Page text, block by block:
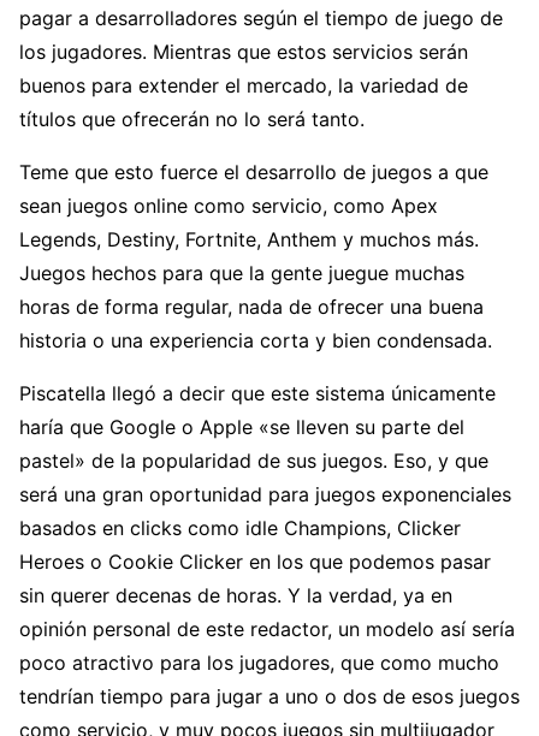
pagar a desarrolladores según el tiempo de juego de
los jugadores. Mientras que estos servicios serán
buenos para extender el mercado, la variedad de
títulos que ofrecerán no lo será tanto.
Teme que esto fuerce el desarrollo de juegos a que
sean juegos online como servicio, como Apex
Legends, Destiny, Fortnite, Anthem y muchos más.
Juegos hechos para que la gente juegue muchas
horas de forma regular, nada de ofrecer una buena
historia o una experiencia corta y bien condensada.
Piscatella llegó a decir que este sistema únicamente
haría que Google o Apple «se lleven su parte del
pastel» de la popularidad de sus juegos. Eso, y que
será una gran oportunidad para juegos exponenciales
basados en clicks como idle Champions, Clicker
Heroes o Cookie Clicker en los que podemos pasar
sin querer decenas de horas. Y la verdad, ya en
opinión personal de este redactor, un modelo así sería
poco atractivo para los jugadores, que como mucho
tendrían tiempo para jugar a uno o dos de esos juegos
como servicio, y muy pocos juegos sin multijugador